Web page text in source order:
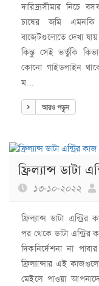
দারিদ্র্যসীমার
চাষের জমি এমনকি
বাজেটগুলোতে দেখা
কিন্তু সেই ভর্তুকি
কোনো গাইডলাইন
ম...
আরও পড়ুন
ফ্রিল্যান্স ডাটা
১৩-১০-২০২২
ফ্রিল্যান্স ডাটা
পর থেকে ডাটা এন্ট্রির
দিকনির্দেশনা না
ফ্রিল্যান্সার এই
মেইলে পাওয়া